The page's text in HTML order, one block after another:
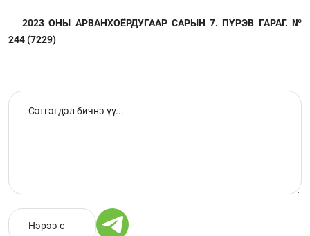
2023 ОНЫ АРВАНХОЁРДУГААР САРЫН 7. ПҮРЭВ ГАРАГ. №
244 (7229)